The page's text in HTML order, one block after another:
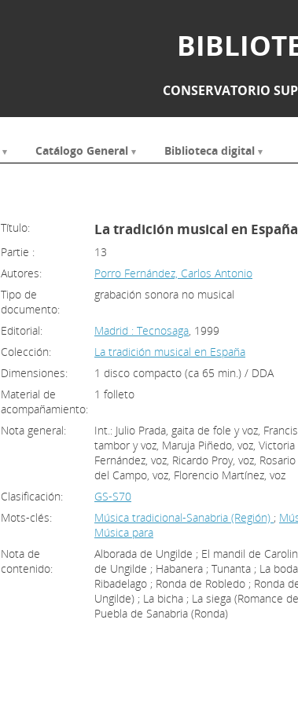
CONSERVATORIO
Catálogo General Biblioteca digital
Título: La tradición musical en
Partie :
13
Autores:
Porro Fernández, Carlos Antonio
Tipo de
documento:
grabación sonora no musical
Editorial: Madrid : Tecnosaga, 1999
Colección:
La tradición musical en España
Dimensiones:
1 disco compacto (ca 65 min.) / DDA
Material de
acompañamiento:
1 folleto
Nota general:
Int.: Julio Prada, gaita de fole y voz,
tambor y voz, Maruja Piñedo, voz,
Fernández, voz, Ricardo Proy, voz,
del Campo, voz, Florencio Martínez, voz
Clasificación:
GS-S70
Mots-clés:
Música tradicional-Sanabria (Región) ;
Música para
Nota de
contenido:
Alborada de Ungilde ; El mandil de
de Ungilde ; Habanera ; Tunanta ; La
Ribadelago ; Ronda de Robledo ; Ronda
Ungilde) ; La bicha ; La siega (Romance
Puebla de Sanabria (Ronda)